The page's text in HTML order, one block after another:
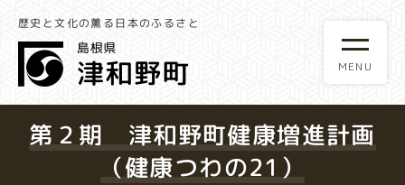
歴史と文化の薫る日本のふるさと
第２期 津和野町健康増進計画
（健康つわの21）